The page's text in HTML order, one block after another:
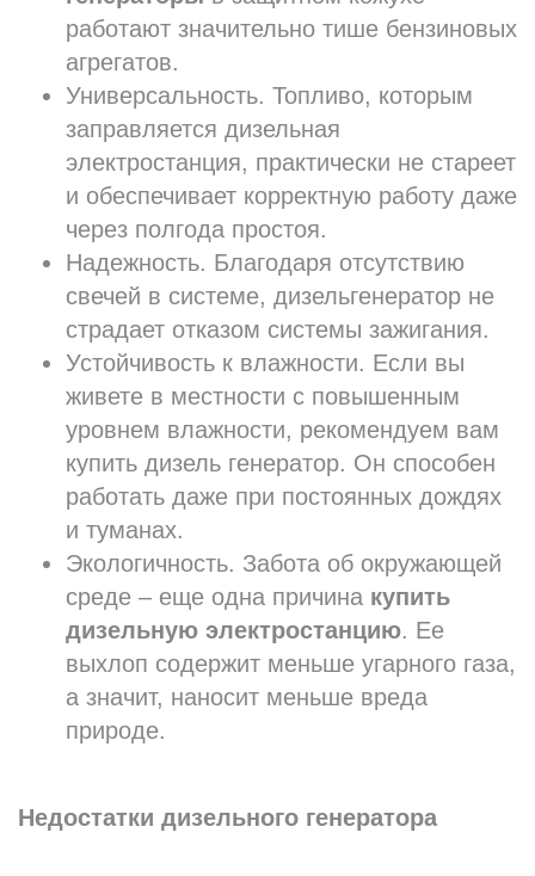
работают значительно тише бензиновых
агрегатов.
Универсальность. Топливо, которым
заправляется дизельная
электростанция, практически не стареет
и обеспечивает корректную работу даже
через полгода простоя.
Надежность. Благодаря отсутствию
свечей в системе, дизельгенератор не
страдает отказом системы зажигания.
Устойчивость к влажности. Если вы
живете в местности с повышенным
уровнем влажности, рекомендуем вам
купить дизель генератор. Он способен
работать даже при постоянных дождях
и туманах.
Экологичность. Забота об окружающей
среде – еще одна причина купить
дизельную электростанцию. Ее
выхлоп содержит меньше угарного газа,
а значит, наносит меньше вреда
природе.
Недостатки дизельного генератора